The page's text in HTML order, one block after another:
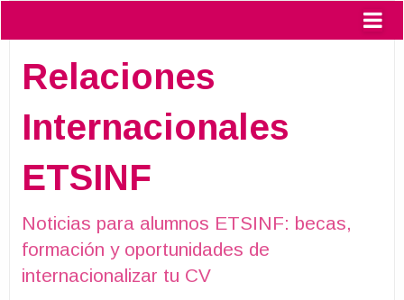
Relaciones
Internacionales
ETSINF
Noticias para alumnos ETSINF: becas,
formación y oportunidades de
internacionalizar tu CV